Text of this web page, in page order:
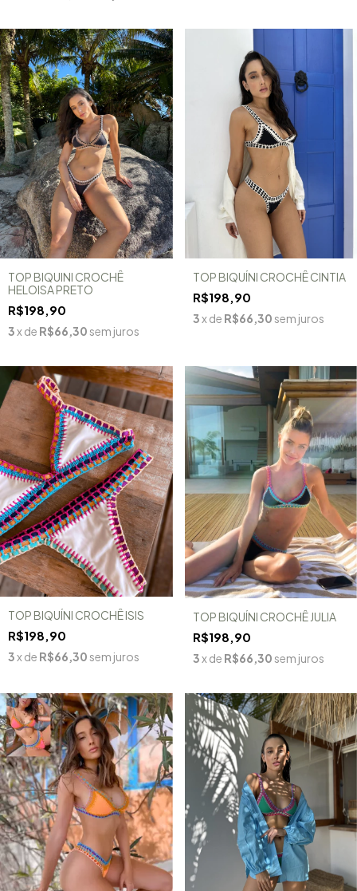
TOP BIQUINI CROCHÊ
HELOISA PRETO
R$198,90
3x de R$66,30 sem juros
TOP BIQUÍNI CROCHÊ CINTIA
R$198,90
3x de R$66,30 sem juros
TOP BIQUÍNI CROCHÊ ISIS
R$198,90
3x de R$66,30 sem juros
TOP BIQUÍNI CROCHÊ JULIA
R$198,90
3x de R$66,30 sem juros